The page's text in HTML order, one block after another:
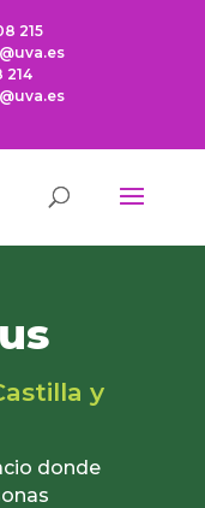
215
214
y
donde